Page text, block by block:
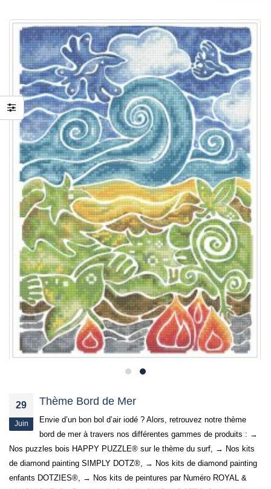
29
Juin
Thème Bord de Mer
Envie d’un bon bol d’air iodé ? Alors, retrouvez notre thème
bord de mer à travers nos différentes gammes de produits : →
Nos puzzles bois HAPPY PUZZLE® sur le thème du surf, → Nos kits
de diamond painting SIMPLY DOTZ®, → Nos kits de diamond painting
enfants DOTZIES®, → Nos kits de peintures par Numéro ROYAL &